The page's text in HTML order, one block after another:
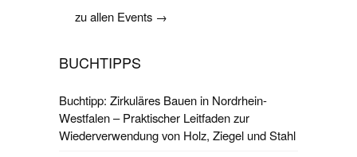
zu allen Events →
BUCHTIPPS
Buchtipp: Zirkuläres Bauen in Nordrhein-
Westfalen – Praktischer Leitfaden zur
Wiederverwendung von Holz, Ziegel und Stahl